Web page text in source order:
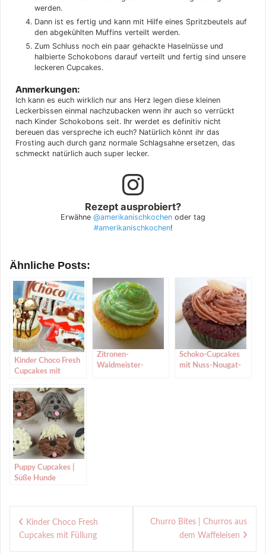
werden.
Dann ist es fertig und kann mit Hilfe eines Spritzbeutels auf
den abgekühlten Muffins verteilt werden.
Zum Schluss noch ein paar gehackte Haselnüsse und
halbierte Schokobons darauf verteilt und fertig sind unsere
leckeren Cupcakes.
Anmerkungen:
Ich kann es euch wirklich nur ans Herz legen diese kleinen
Leckerbissen einmal nachzubacken wenn ihr auch so verrückt
nach Kinder Schokobons seit. Ihr werdet es definitiv nicht
bereuen das verspreche ich euch? Natürlich könnt ihr das
Frosting auch durch ganz normale Schlagsahne ersetzen, das
schmeckt natürlich auch super lecker.
Rezept ausprobiert?
Erwähne @amerikanischkochen oder tag
#amerikanischkochen!
Ähnliche Posts:
Kinder Choco Fresh
Cupcakes mit
Zitronen-
Waldmeister-
Schoko-Cupcakes
mit Nuss-Nougat-
Puppy Cupcakes |
Süße Hunde
REISE
Beitragsnavigation
Kinder Choco Fresh
Cupcakes mit Füllung
Churro Bites | Churros aus
dem Waffeleisen